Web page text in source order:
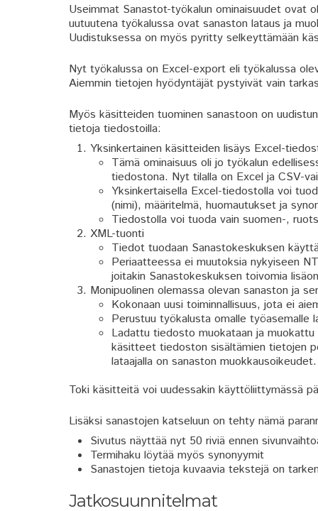
Useimmat Sanastot-työkalun ominaisuudet ovat
uutuutena työkalussa ovat sanaston lataus ja
Uudistuksessa on myös pyritty selkeyttämään
Nyt työkalussa on Excel-export eli työkalussa
Aiemmin tietojen hyödyntäjät pystyivät vain
Myös käsitteiden tuominen sanastoon on
tietoja tiedostoilla:
Yksinkertainen käsitteiden lisäys Excel-
Tämä ominaisuus oli jo työkalun
tiedostona. Nyt tilalla on Excel ja CSV-
Yksinkertaisella Excel-tiedostolla voi
(nimi), määritelmä, huomautukset ja
Tiedostolla voi tuoda vain suomen-,
XML-tuonti
Tiedot tuodaan Sanastokeskuksen
Periaatteessa ei muutoksia nykyiseen
joitakin Sanastokeskuksen toivomia
Monipuolinen olemassa olevan sanaston ja
Kokonaan uusi toiminnallisuus, jota ei
Perustuu työkalusta omalle
Ladattu tiedosto muokataan ja
käsitteet tiedoston sisältämien tietojen
lataajalla on sanaston muokkausoikeudet.
Toki käsitteitä voi uudessakin käyttöliittymässä
Lisäksi sanastojen katseluun on tehty nämä
Sivutus näyttää nyt 50 riviä ennen
Termihaku löytää myös synonyymit
Sanastojen tietoja kuvaavia tekstejä on
Jatkosuunnitelmat